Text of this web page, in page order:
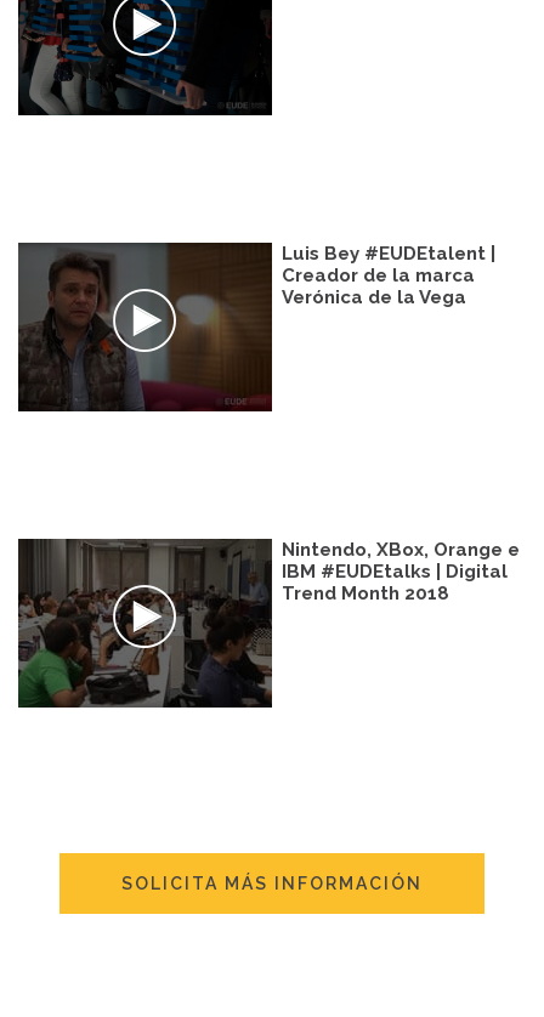
Luis Bey #EUDEtalent |
Creador de la marca
Verónica de la Vega
Nintendo, XBox, Orange e
IBM #EUDEtalks | Digital
Trend Month 2018
SOLICITA MÁS INFORMACIÓN